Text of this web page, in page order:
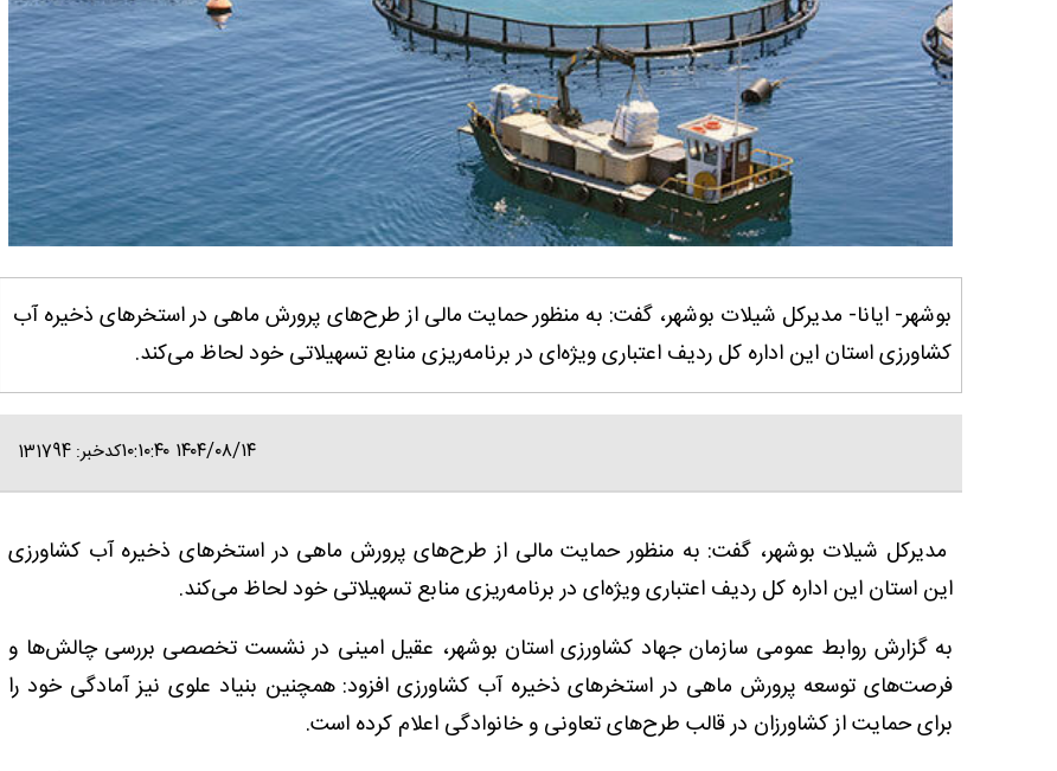
بوشهر- ایانا- مدیرکل شیلات بوشهر، گفت: به منظور حمایت مالی از طرح‌های پرورش ماهی در استخرهای ذخیره آب
کشاورزی استان این اداره کل ردیف اعتباری ویژه‌ای در برنامه‌ریزی منابع تسهیلاتی خود لحاظ می‌کند.
۱۴۰۴/۰۸/۱۴ ۱۰:۱۰:۴۰ کدخبر: 131794
مدیرکل شیلات بوشهر، گفت: به منظور حمایت مالی از طرح‌های پرورش ماهی در استخرهای ذخیره آب کشاورزی
این استان این اداره کل ردیف اعتباری ویژه‌ای در برنامه‌ریزی منابع تسهیلاتی خود لحاظ می‌کند.
به گزارش روابط عمومی سازمان جهاد کشاورزی استان بوشهر، عقیل امینی در نشست تخصصی بررسی چالش‌ها و
فرصت‌های توسعه پرورش ماهی در استخرهای ذخیره آب کشاورزی افزود: همچنین بنیاد علوی نیز آمادگی خود را
برای حمایت از کشاورزان در قالب طرح‌های تعاونی و خانوادگی اعلام کرده است.